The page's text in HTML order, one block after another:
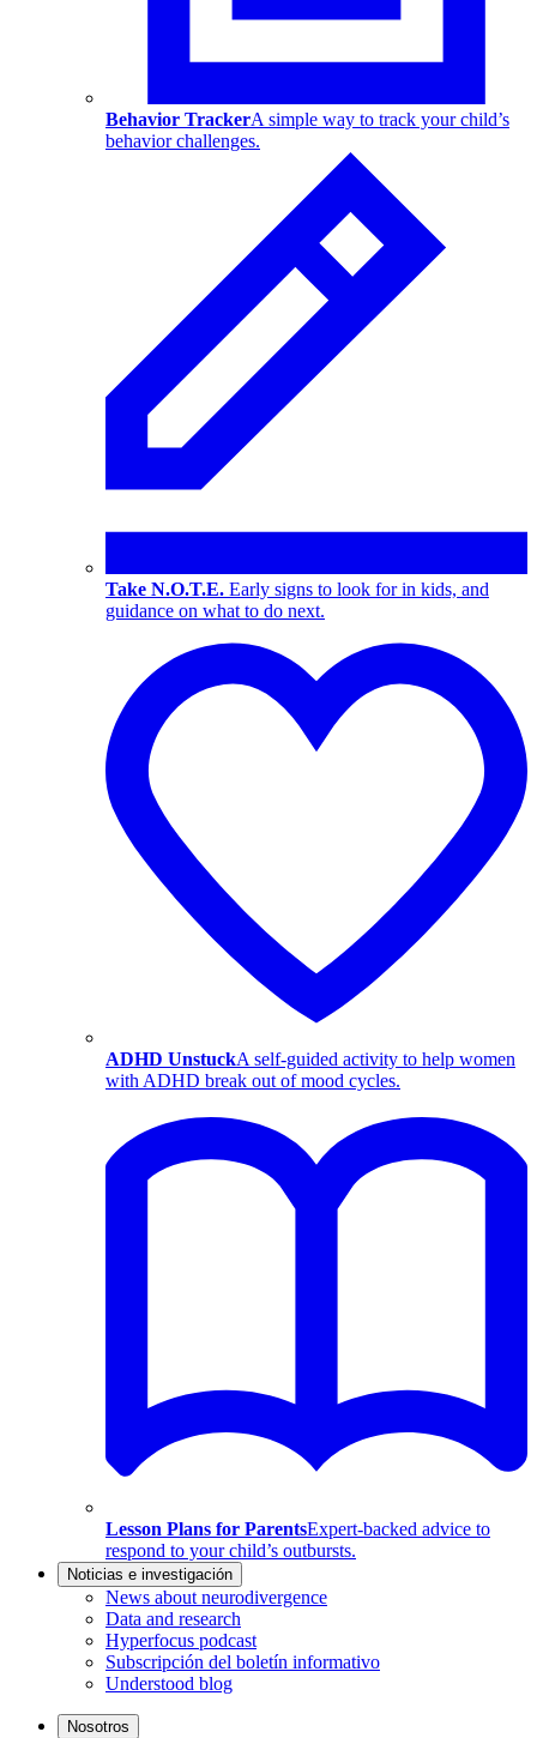
Behavior TrackerA simple way to track your child’s
behavior challenges.
Take N.O.T.E. Early signs to look for in kids, and
guidance on what to do next.
ADHD UnstuckA self-guided activity to help women
with ADHD break out of mood cycles.
Lesson Plans for ParentsExpert-backed advice to
respond to your child’s outbursts.
Noticias e investigación
News about neurodivergence
Data and research
Hyperfocus podcast
Subscripción del boletín informativo
Understood blog
Nosotros